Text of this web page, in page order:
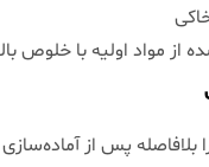
از مواد اولیه با خلوص
بلافاصله پس از